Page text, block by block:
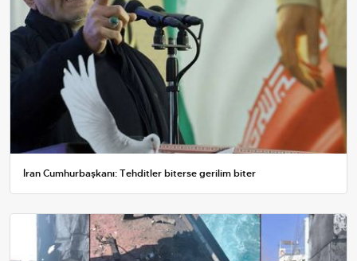
İran Cumhurbaşkanı: Tehditler biterse gerilim biter